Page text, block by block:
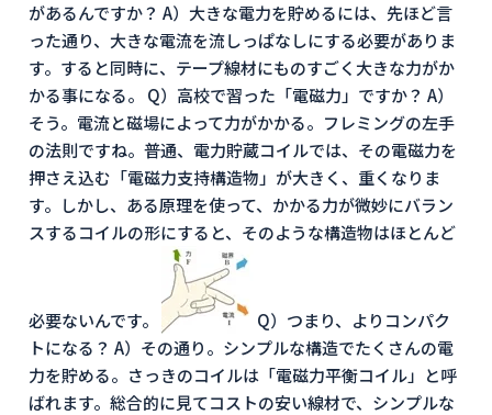
があるんですか？ A）大きな電力を貯めるには、先ほど言
った通り、大きな電流を流しっぱなしにする必要がありま
す。すると同時に、テープ線材にものすごく大きな力がか
かる事になる。 Q）高校で習った「電磁力」ですか？ A）
そう。電流と磁場によって力がかかる。フレミングの左手
の法則ですね。普通、電力貯蔵コイルでは、その電磁力を
押さえ込む「電磁力支持構造物」が大きく、重くなりま
す。しかし、ある原理を使って、かかる力が微妙にバラン
スするコイルの形にすると、そのような構造物はほとんど
必要ないんです。
Q）つまり、よりコンパク
トになる？ A）その通り。シンプルな構造でたくさんの電
力を貯める。さっきのコイルは「電磁力平衡コイル」と呼
ばれます。総合的に見てコストの安い線材で、シンプルな